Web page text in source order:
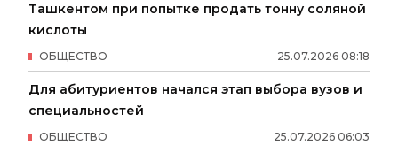
Ташкентом при попытке продать тонну соляной
кислоты
25.07.2026 08:18
ОБЩЕСТВО
Для абитуриентов начался этап выбора вузов и
специальностей
25.07.2026 06:03
ОБЩЕСТВО